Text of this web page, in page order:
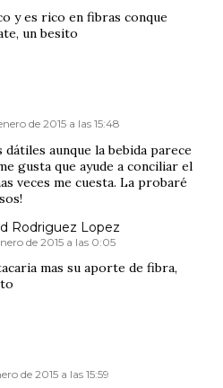
y es rico en fibras conque
un besito
de 2015 a las 15:48
aunque la bebida parece
gusta que ayude a conciliar el
veces me cuesta. La probaré
Rodriguez Lopez
de 2015 a las 0:05
mas su aporte de fibra,
de 2015 a las 15:59